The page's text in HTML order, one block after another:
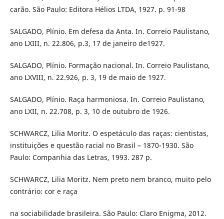
carão. São Paulo: Editora Hélios LTDA, 1927. p. 91-98
SALGADO, Plínio. Em defesa da Anta. In. Correio Paulistano,
ano LXIII, n. 22.806, p.3, 17 de janeiro de1927.
SALGADO, Plínio. Formação nacional. In. Correio Paulistano,
ano LXVIII, n. 22.926, p. 3, 19 de maio de 1927.
SALGADO, Plínio. Raça harmoniosa. In. Correio Paulistano,
ano LXII, n. 22.708, p. 3, 10 de outubro de 1926.
SCHWARCZ, Lilia Moritz. O espetáculo das raças: cientistas,
instituições e questão racial no Brasil – 1870-1930. São
Paulo: Companhia das Letras, 1993. 287 p.
SCHWARCZ, Lilia Moritz. Nem preto nem branco, muito pelo
contrário: cor e raça
na sociabilidade brasileira. São Paulo: Claro Enigma, 2012.